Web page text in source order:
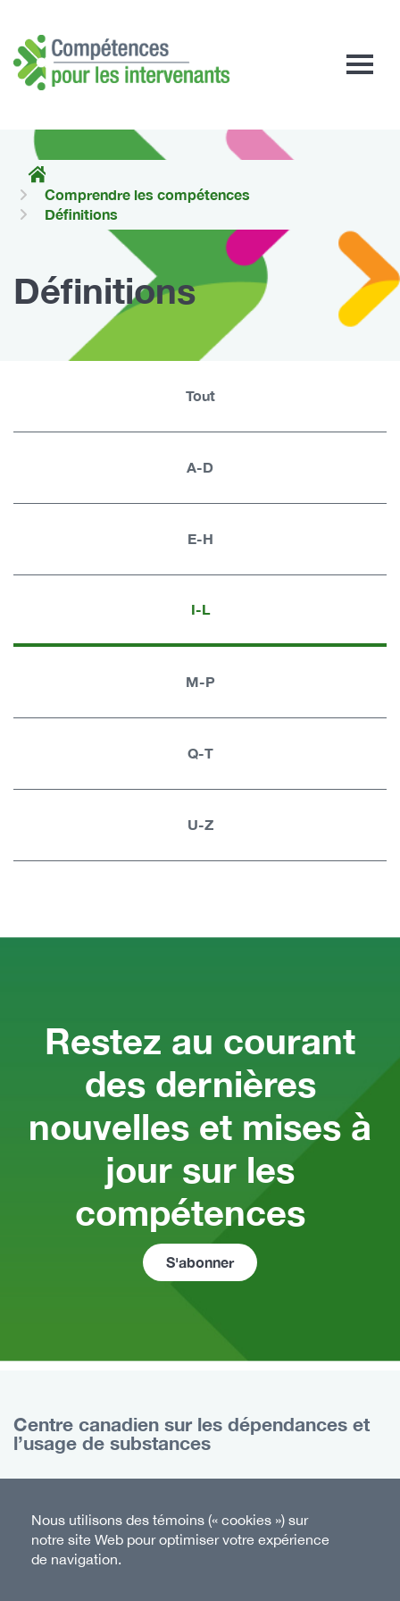
Nous utilisons des témoins (« cookies ») sur
notre site Web pour optimiser votre expérience
de navigation.
pour
intervenants
Comprendre les compétences
Définitions
Définitions
Tout
A-D
E-H
I-L
M-P
Q-T
U-Z
Restez au courant
des dernières
nouvelles et mises à
jour sur les
compétences
S'abonner
Centre canadien sur les dépendances et
l’usage de substances
K1P 5E7 Canada